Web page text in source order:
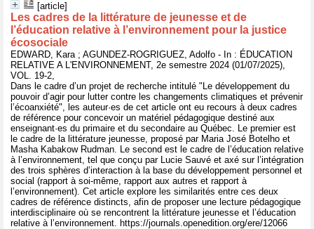
[article]
Les cadres de la littérature de jeunesse et de
l’éducation relative à l’environnement pour la justice
écosociale
EDWARD, Kara ; AGUNDEZ-ROGRIGUEZ, Adolfo - In : ÉDUCATION
RELATIVE A L'ENVIRONNEMENT, 2e semestre 2024 (01/07/2025),
VOL. 19-2,
Dans le cadre d’un projet de recherche intitulé "Le développement du
pouvoir d’agir pour lutter contre les changements climatiques et prévenir
l’écoanxiété", les auteur·es de cet article ont eu recours à deux cadres
de référence pour concevoir un matériel pédagogique destiné aux
enseignant·es du primaire et du secondaire au Québec. Le premier est
le cadre de la littérature jeunesse, proposé par Maria José Botelho et
Masha Kabakow Rudman. Le second est le cadre de l’éducation relative
à l’environnement, tel que conçu par Lucie Sauvé et axé sur l’intégration
des trois sphères d’interaction à la base du développement personnel et
social (rapport à soi-même, rapport aux autres et rapport à
l’environnement). Cet article explore les similarités entre ces deux
cadres de référence distincts, afin de proposer une lecture pédagogique
interdisciplinaire où se rencontrent la littérature jeunesse et l’éducation
relative à l’environnement. https://journals.openedition.org/ere/12066